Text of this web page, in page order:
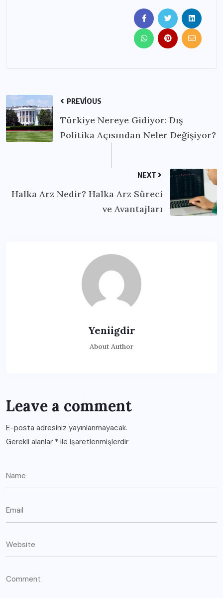
PREVIOUS
Türkiye Nereye Gidiyor: Dış
Politika Açısından Neler Değişiyor?
NEXT
Halka Arz Nedir? Halka Arz Süreci
ve Avantajları
Yeniigdir
About Author
Leave a comment
E-posta adresiniz yayınlanmayacak.
Gerekli alanlar * ile işaretlenmişlerdir